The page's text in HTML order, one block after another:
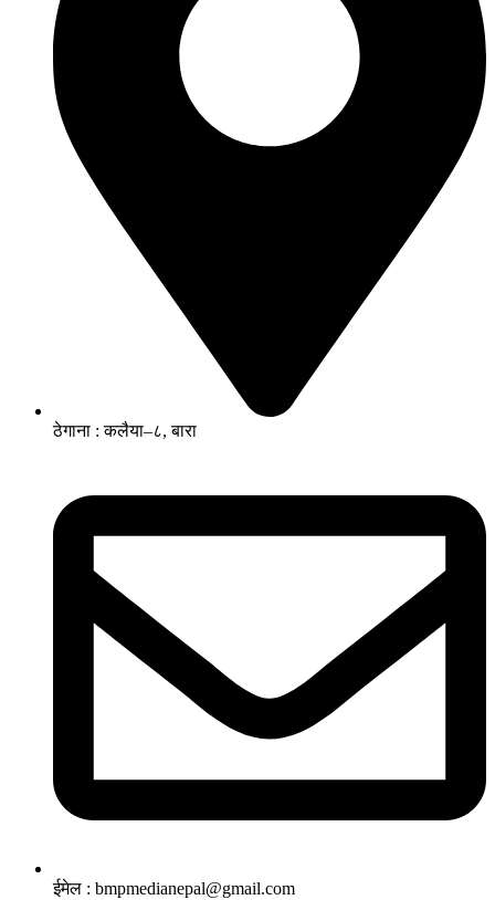
ठेगाना : कलैया–८, बारा
ईमेल : bmpmedianepal@gmail.com